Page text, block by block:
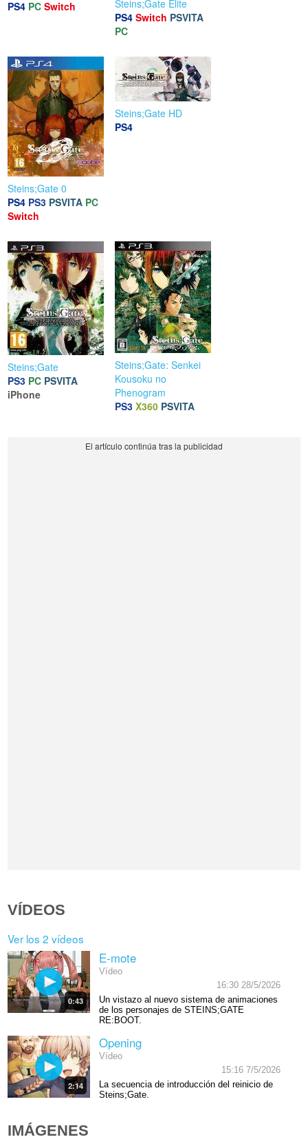
PS4 PC Switch
Steins;Gate Elite
PS4 Switch PSVITA
PC
Steins;Gate 0
PS4 PS3 PSVITA PC
Switch
Steins;Gate HD
PS4
Steins;Gate
PS3 PC PSVITA
iPhone
Steins;Gate: Senkei
Kousoku no
Phenogram
PS3 X360 PSVITA
VÍDEOS
Ver los 2 vídeos
0:43
E-mote
Vídeo
16:30 28/5/2026
Un vistazo al nuevo sistema de animaciones
de los personajes de STEINS;GATE
RE:BOOT.
2:14
Opening
Vídeo
15:16 7/5/2026
La secuencia de introducción del reinicio de
Steins;Gate.
IMÁGENES